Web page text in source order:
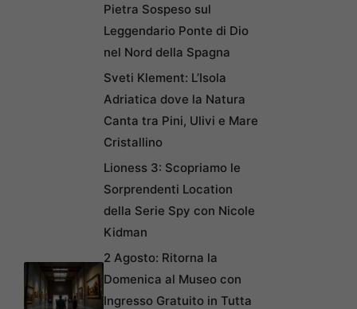
Pietra Sospeso sul
Leggendario Ponte di Dio
nel Nord della Spagna
Sveti Klement: L’Isola
Adriatica dove la Natura
Canta tra Pini, Ulivi e Mare
Cristallino
Lioness 3: Scopriamo le
Sorprendenti Location
della Serie Spy con Nicole
Kidman
2 Agosto: Ritorna la
Domenica al Museo con
Ingresso Gratuito in Tutta